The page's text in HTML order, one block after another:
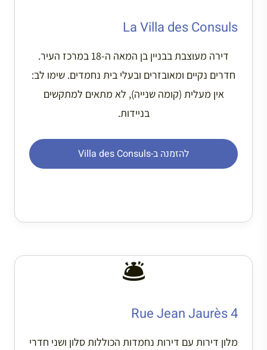
La Villa des Consuls
דירה מעוצבת בבניין בן המאה ה-18 במרכז העיר.
חדרים נקיים ומאובזרים ובעלי בית נחמדים. שימו לב:
אין מעלית (קומה שנייה), לא מתאים למתקשים
בניידות.
להזמנה ב-Villa des Consuls
🛎️
4 Rue Jean Jaurès
מלון דירות עם דירות נחמדות הכוללות סלון ושני חדרי